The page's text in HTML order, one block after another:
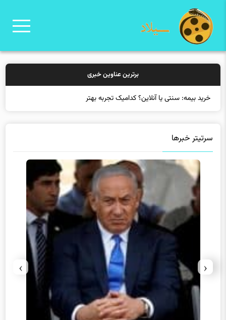
برترین عناوین خبری
خرید بیمه: سنتی یا آنلاین؟ کدامیک تجربه بهتری برای مشتر
سرتیتر خبرها
‹
›